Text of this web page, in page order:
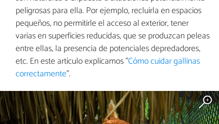
peligrosas para ella. Por ejemplo, recluirla en espacios
pequeños, no permitirle el acceso al exterior, tener
varias en superficies reducidas, que se produzcan peleas
entre ellas, la presencia de potenciales depredadores,
etc. En este artículo explicamos "Cómo cuidar gallinas
correctamente".